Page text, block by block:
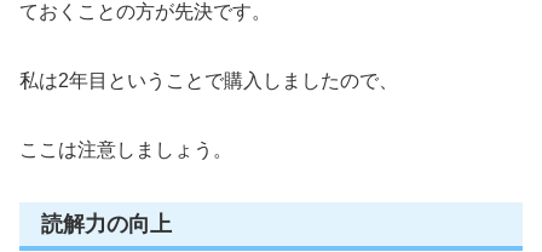
ておくことの方が先決です。
私は2年目ということで購入しましたので、
ここは注意しましょう。
読解力の向上